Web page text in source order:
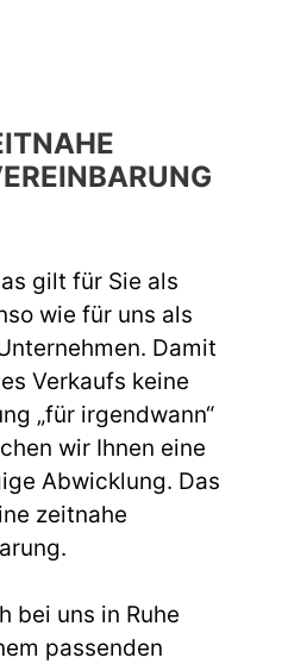
gilt für Sie als
wie für uns als
Damit
Verkaufs keine
„für irgendwann“
wir Ihnen eine
Abwicklung. Das
zeitnahe
bei uns in Ruhe
passenden